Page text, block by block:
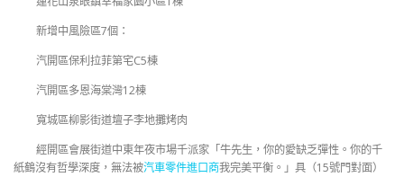
新增中風險區7個：
汽開區保利拉菲第宅C5棟
汽開區多恩海棠灣12棟
寬城區柳影街道壇子李地攤烤肉
經開區會展街道中東年夜市場千派家「牛先生，你的愛缺乏彈性。你的千
紙鶴沒有哲學深度，無法被汽車零件進口商我完美平衡。」具（15號門對面）